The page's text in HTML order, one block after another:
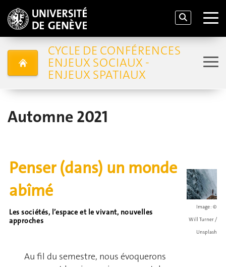
CYCLE DE CONFÉRENCES
ENJEUX SOCIAUX -
ENJEUX SPATIAUX
Automne 2021
Penser (dans) un monde
abîmé
Les sociétés, l’espace et le vivant, nouvelles
approches
Au fil du semestre, nous évoquerons
Image : ©
Will Turner /
Unsplash